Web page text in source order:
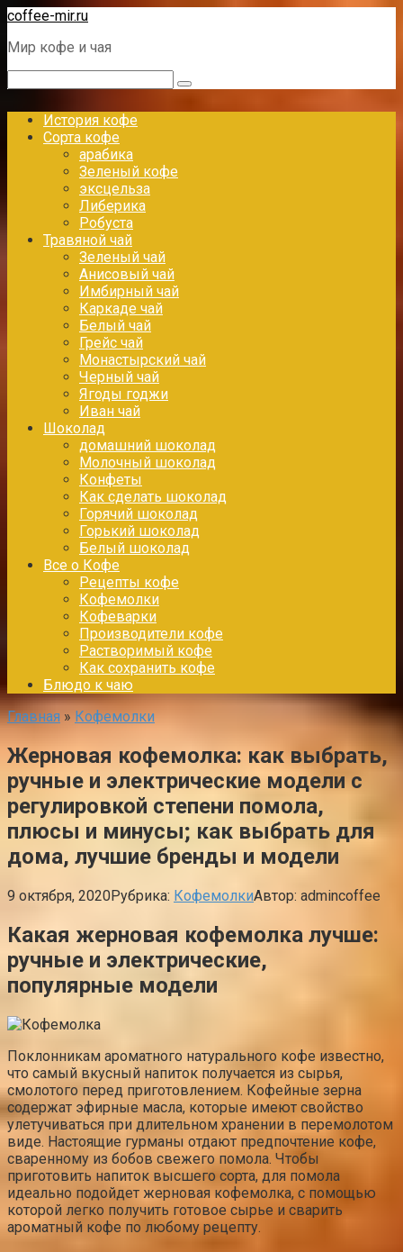
Перейти
контенту
coffee-mir.ru
Мир кофе и чая
История кофе
Сорта кофе
арабика
Зеленый кофе
эксцельза
Либерика
Робуста
Травяной чай
Зеленый чай
Анисовый чай
Имбирный чай
Каркаде чай
Белый чай
Грейс чай
Монастырский чай
Черный чай
Ягоды годжи
Иван чай
Шоколад
домашний шоколад
Молочный шоколад
Конфеты
Как сделать шоколад
Горячий шоколад
Горький шоколад
Белый шоколад
Все о Кофе
Рецепты кофе
Кофемолки
Кофеварки
Производители кофе
Растворимый кофе
Как сохранить кофе
Блюдо к чаю
Главная » Кофемолки
Жерновая кофемолка: как выбрать,
ручные и электрические модели с
регулировкой степени помола,
плюсы и минусы; как выбрать для
дома, лучшие бренды и модели
9 октября, 2020Рубрика: КофемолкиАвтор: admincoffee
Какая жерновая кофемолка лучше:
ручные и электрические,
популярные модели
Поклонникам ароматного натурального кофе известно,
что самый вкусный напиток получается из сырья,
смолотого перед приготовлением. Кофейные зерна
содержат эфирные масла, которые имеют свойство
улетучиваться при длительном хранении в перемолотом
виде. Настоящие гурманы отдают предпочтение кофе,
сваренному из бобов свежего помола. Чтобы
приготовить напиток высшего сорта, для помола
идеально подойдет жерновая кофемолка, с помощью
которой легко получить готовое сырье и сварить
ароматный кофе по любому рецепту.